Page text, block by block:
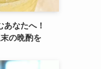
なたへ！
の晩酌を